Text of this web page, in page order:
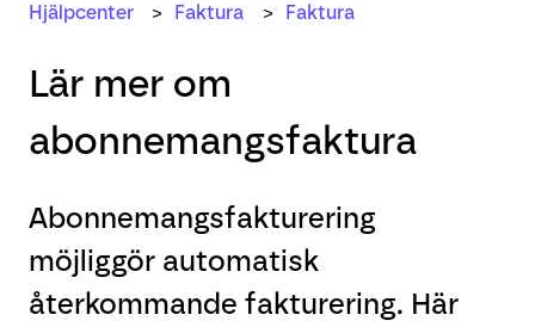
Hjälpcenter Faktura Faktura
Lär mer om
abonnemangsfaktura
Abonnemangsfakturering
möjliggör automatisk
återkommande fakturering. Här